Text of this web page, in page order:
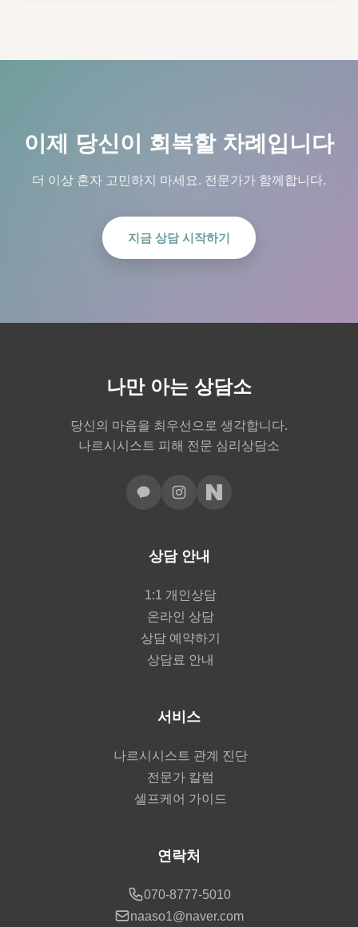
이제 당신이 회복할 차례입니다
더 이상 혼자 고민하지 마세요. 전문가가 함께합니다.
지금 상담 시작하기
나만 아는 상담소
당신의 마음을 최우선으로 생각합니다.
나르시시스트 피해 전문 심리상담소
상담 안내
1:1 개인상담
온라인 상담
상담 예약하기
상담료 안내
서비스
나르시시스트 관계 진단
전문가 칼럼
셀프케어 가이드
연락처
070-8777-5010
naaso1@naver.com